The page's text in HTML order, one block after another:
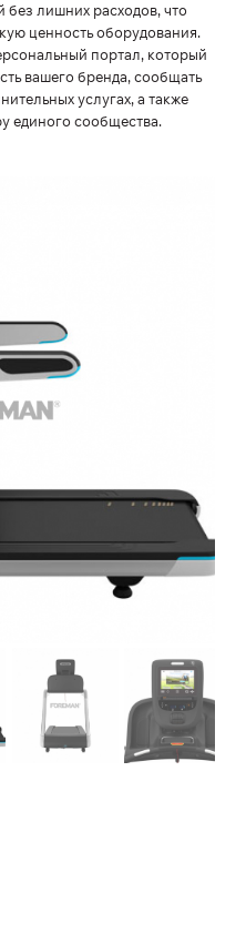
лишних расходов, что
ценность оборудования.
портал, который
вашего бренда, сообщать
услугах, а также
единого сообщества.